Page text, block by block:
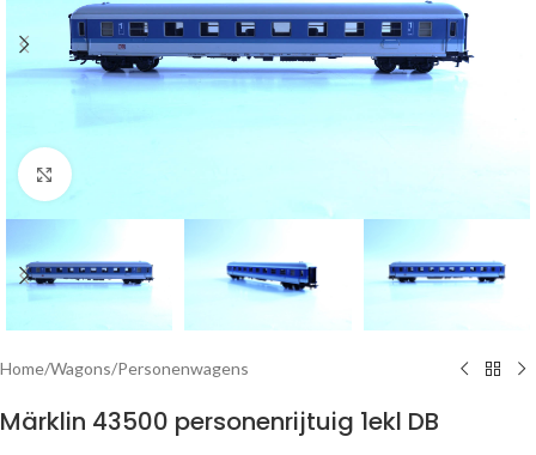
Click to enlarge
Home/Wagons/Personenwagens
Märklin 43500 personenrijtuig 1ekl DB